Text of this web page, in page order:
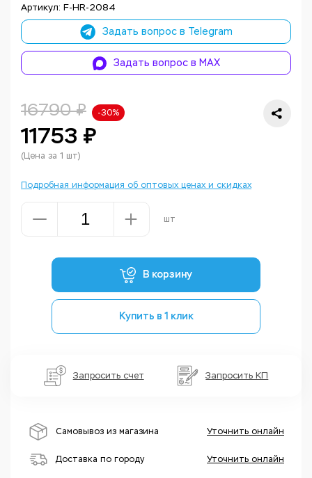
Артикул: F-HR-2084
Задать вопрос в Telegram
Задать вопрос в MAX
16790 ₽ -30%
11753 ₽
(Цена за 1 шт)
Подробная информация об оптовых ценах и скидках
шт
В корзину
Купить в 1 клик
Запросить счет Запросить КП
Самовывоз из магазина Уточнить онлайн
Доставка по городу Уточнить онлайн